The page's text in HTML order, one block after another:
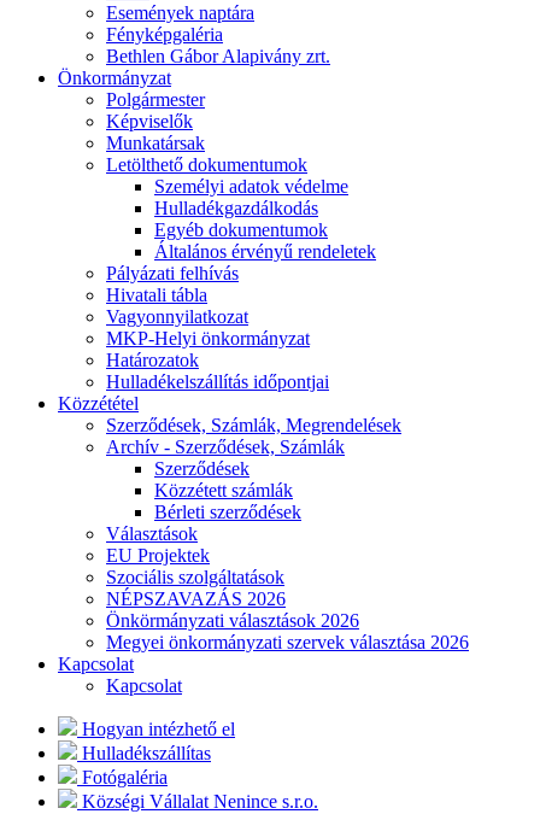
Események naptára
Fényképgaléria
Bethlen Gábor Alapivány zrt.
Önkormányzat
Polgármester
Képviselők
Munkatársak
Letölthető dokumentumok
Személyi adatok védelme
Hulladékgazdálkodás
Egyéb dokumentumok
Általános érvényű rendeletek
Pályázati felhívás
Hivatali tábla
Vagyonnyilatkozat
MKP-Helyi önkormányzat
Határozatok
Hulladékelszállítás időpontjai
Közzététel
Szerződések, Számlák, Megrendelések
Archív - Szerződések, Számlák
Szerződések
Közzétett számlák
Bérleti szerződések
Választások
EU Projektek
Szociális szolgáltatások
NÉPSZAVAZÁS 2026
Önkörmányzati választások 2026
Megyei önkormányzati szervek választása 2026
Kapcsolat
Kapcsolat
Hogyan intézhető el
Hulladékszállítas
Fotógaléria
Községi Vállalat Nenince s.r.o.